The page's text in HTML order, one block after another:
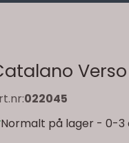
022045
Normalt på lager - 0-3